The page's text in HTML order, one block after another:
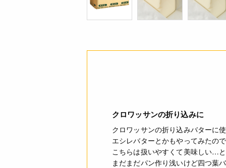
クロワッサンの折り込みに
クロワッサンの折り込みバターに
エシレバターとかもやってみたの
こちらは扱いやすくて美味しい…
まだまだパン作り浅いけど四つ葉